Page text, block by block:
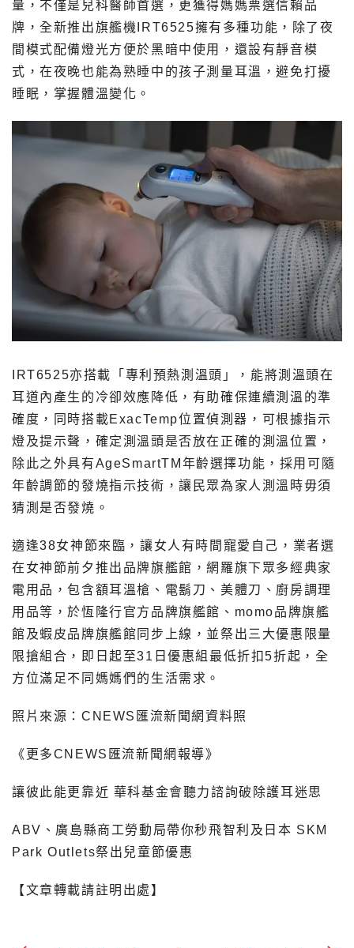
量，不僅是兒科醫師首選，更獲得媽媽票選信賴品
牌，全新推出旗艦機IRT6525擁有多種功能，除了夜
間模式配備燈光方便於黑暗中使用，還設有靜音模
式，在夜晚也能為熟睡中的孩子測量耳溫，避免打擾
睡眠，掌握體溫變化。
IRT6525亦搭載「專利預熱測溫頭」，能將測溫頭在
耳道內產生的冷卻效應降低，有助確保連續測溫的準
確度，同時搭載ExacTemp位置偵測器，可根據指示
燈及提示聲，確定測溫頭是否放在正確的測溫位置，
除此之外具有AgeSmartTM年齡選擇功能，採用可隨
年齡調節的發燒指示技術，讓民眾為家人測溫時毋須
猜測是否發燒。
適逢38女神節來臨，讓女人有時間寵愛自己，業者選
在女神節前夕推出品牌旗艦館，網羅旗下眾多經典家
電用品，包含額耳溫槍、電鬍刀、美體刀、廚房調理
用品等，於恆隆行官方品牌旗艦館、momo品牌旗艦
館及蝦皮品牌旗艦館同步上線，並祭出三大優惠限量
限搶組合，即日起至31日優惠組最低折扣5折起，全
方位滿足不同媽媽們的生活需求。
照片來源：CNEWS匯流新聞網資料照
《更多CNEWS匯流新聞網報導》
讓彼此能更靠近 華科基金會聽力諮詢破除護耳迷思
ABV、廣島縣商工勞動局帶你秒飛智利及日本 SKM
Park Outlets祭出兒童節優惠
【文章轉載請註明出處】